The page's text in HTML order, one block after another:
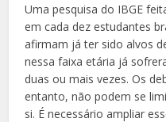
Uma pesquisa do IBGE
em cada dez estudantes
afirmam já ter sido alvos
nessa faixa etária já
duas ou mais vezes. Os
entanto, não podem se
si. É necessário ampliar